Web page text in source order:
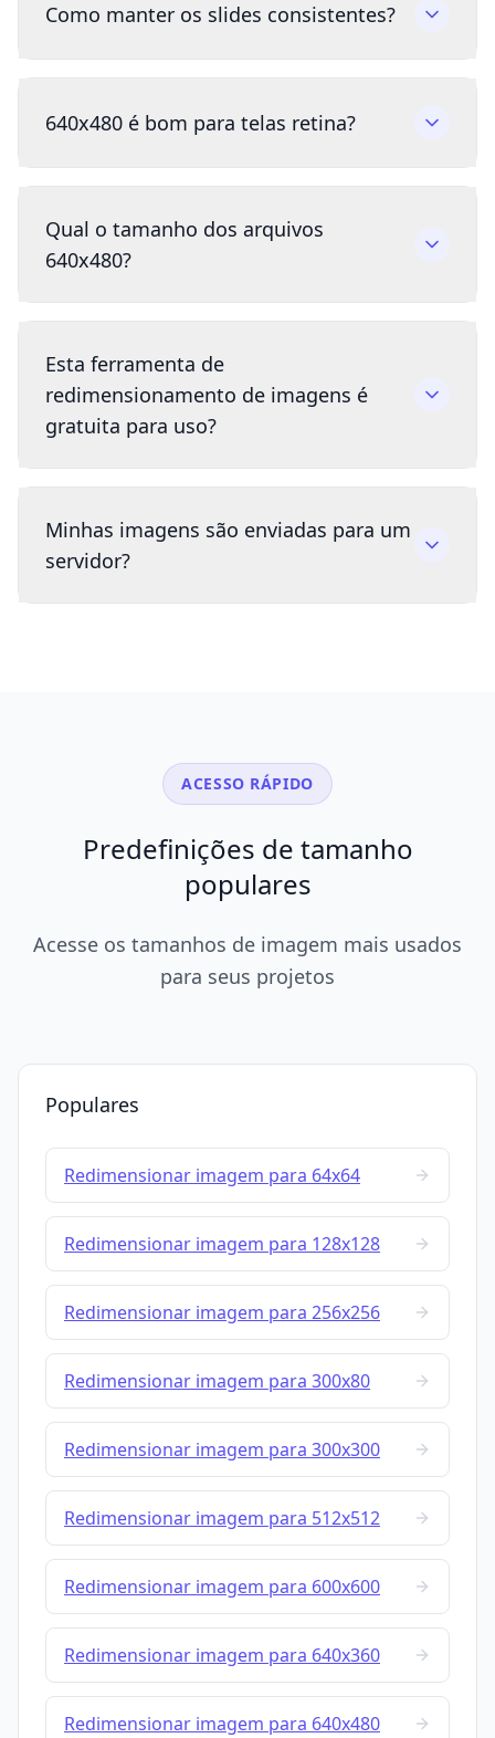
Como manter os slides consistentes?
640x480 é bom para telas retina?
Qual o tamanho dos arquivos
640x480?
Esta ferramenta de
redimensionamento de imagens é
gratuita para uso?
Minhas imagens são enviadas para um
servidor?
ACESSO RÁPIDO
Predefinições de tamanho
populares
Acesse os tamanhos de imagem mais usados
para seus projetos
Populares
Redimensionar imagem para 64x64
Redimensionar imagem para 128x128
Redimensionar imagem para 256x256
Redimensionar imagem para 300x80
Redimensionar imagem para 300x300
Redimensionar imagem para 512x512
Redimensionar imagem para 600x600
Redimensionar imagem para 640x360
Redimensionar imagem para 640x480